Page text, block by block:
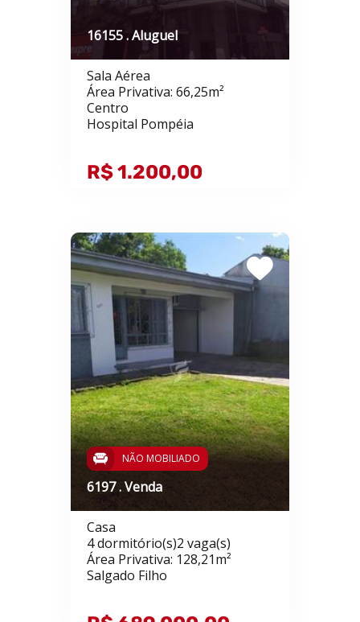
16155 . Aluguel
Sala Aérea
Área Privativa: 66,25m²
Centro
Hospital Pompéia
R$ 1.200,00
NÃO MOBILIADO
6197 . Venda
Casa
4 dormitório(s)2 vaga(s)
Área Privativa: 128,21m²
Salgado Filho